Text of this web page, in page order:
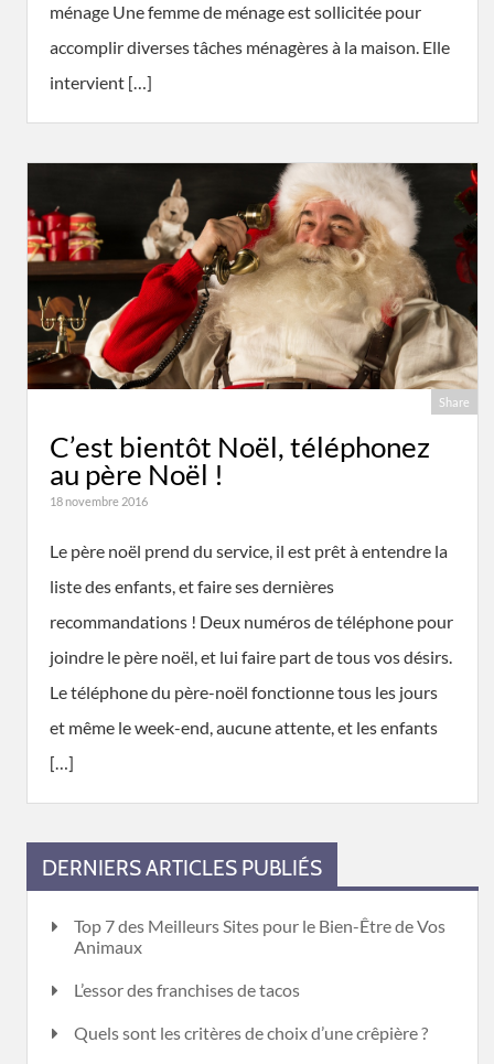
ménage Une femme de ménage est sollicitée pour
accomplir diverses tâches ménagères à la maison. Elle
intervient […]
Share
C’est bientôt Noël, téléphonez
au père Noël !
18 novembre 2016
Le père noël prend du service, il est prêt à entendre la
liste des enfants, et faire ses dernières
recommandations ! Deux numéros de téléphone pour
joindre le père noël, et lui faire part de tous vos désirs.
Le téléphone du père-noël fonctionne tous les jours
et même le week-end, aucune attente, et les enfants
[…]
DERNIERS ARTICLES PUBLIÉS
Top 7 des Meilleurs Sites pour le Bien-Être de Vos
Animaux
L’essor des franchises de tacos
Quels sont les critères de choix d’une crêpière ?